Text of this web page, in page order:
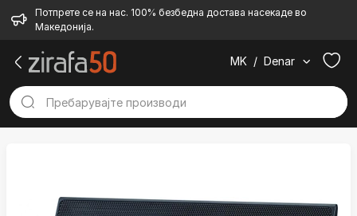
Потпрете се на нас. 100% безбедна достава насекаде во
Македонија.
MK / Denar